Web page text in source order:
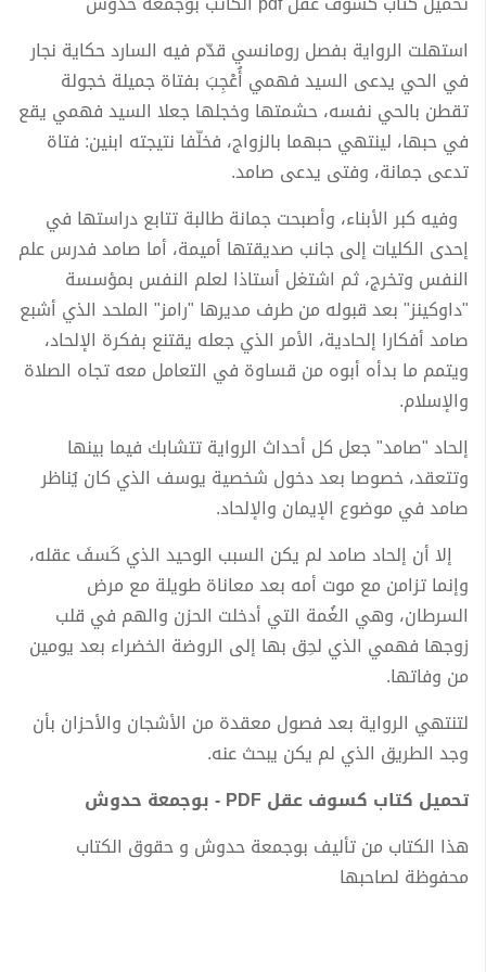
استهلت الرواية بفصل رومانسي قدّم فيه السارد حكاية نجار
في الحي يدعى السيد فهمي أُعْجِبَ بفتاة جميلة خجولة
تقطن بالحي نفسه، حشمتها وخجلها جعلا السيد فهمي يقع
في حبها، لينتهي حبهما بالزواج، فخلّفا نتيجته ابنين: فتاة
تدعى جمانة، وفتى يدعى صامد.
وفيه كبر الأبناء، وأصبحت جمانة طالبة تتابع دراستها في
إحدى الكليات إلى جانب صديقتها أميمة، أما صامد فدرس علم
النفس وتخرج، ثم اشتغل أستاذا لعلم النفس بمؤسسة
"داوكينز" بعد قبوله من طرف مديرها "رامز" الملحد الذي أشبع
صامد أفكارا إلحادية، الأمر الذي جعله يقتنع بفكرة الإلحاد،
ويتمم ما بدأه أبوه من قساوة في التعامل معه تجاه الصلاة
والإسلام.
إلحاد "صامد" جعل كل أحداث الرواية تتشابك فيما بينها
وتتعقد، خصوصا بعد دخول شخصية يوسف الذي كان يُناظر
صامد في موضوع الإيمان والإلحاد.
إلا أن إلحاد صامد لم يكن السبب الوحيد الذي كَسفَ عقله،
وإنما تزامن مع موت أمه بعد معاناة طويلة مع مرض
السرطان، وهي الغُمة التي أدخلت الحزن والهم في قلب
زوجها فهمي الذي لحِق بها إلى الروضة الخضراء بعد يومين
من وفاتها.
لتنتهي الرواية بعد فصول معقدة من الأشجان والأحزان بأن
وجد الطريق الذي لم يكن يبحث عنه.
تحميل كتاب كسوف عقل PDF - بوجمعة حدوش
هذا الكتاب من تأليف بوجمعة حدوش و حقوق الكتاب
محفوظة لصاحبها